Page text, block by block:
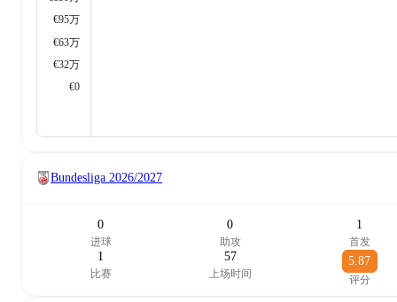
€95万
€63万
€32万
€0
Bundesliga 2026/2027
0
进球
0
助攻
1
首发
1
比赛
57
上场时间
5.87
评分